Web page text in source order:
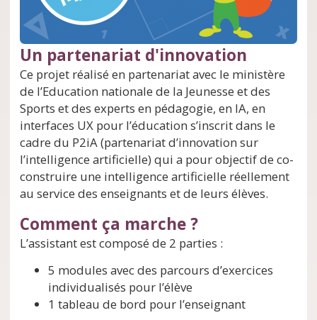
Un partenariat d'innovation
Ce projet réalisé en partenariat avec le ministère
de l’Education nationale de la Jeunesse et des
Sports et des experts en pédagogie, en IA, en
interfaces UX pour l’éducation s’inscrit dans le
cadre du P2iA (partenariat d’innovation sur
l’intelligence artificielle) qui a pour objectif de co-
construire une intelligence artificielle réellement
au service des enseignants et de leurs élèves.
Comment ça marche ?
L’assistant est composé de 2 parties :
5 modules avec des parcours d’exercices
individualisés pour l’élève
1 tableau de bord pour l’enseignant